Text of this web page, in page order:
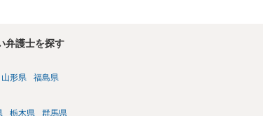
弁護士を探す
山形県 福島県
栃木県 群馬県